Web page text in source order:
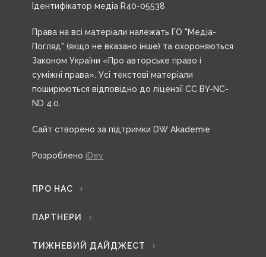
Ідентифікатор медіа R40-05538
Права на всі матеріали належать ГО "Медіа-
Погляд" (якщо не вказано інше) та охороняються
Законом України «Про авторське право і
суміжні права». Усі текстові матеріали
поширюються відповідно до ліцензії CC BY-NC-
ND 4.0.
Сайт створено за підтримки DW Akademie
Розроблено iDev
ПРО НАС
ПАРТНЕРИ
ТИЖНЕВИЙ ДАЙДЖЕСТ